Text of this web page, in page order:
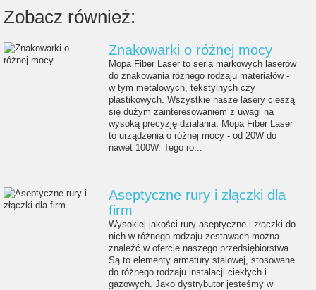
Zobacz również:
Znakowarki o różnej mocy
Mopa Fiber Laser to seria markowych laserów
do znakowania różnego rodzaju materiałów -
w tym metalowych, tekstylnych czy
plastikowych. Wszystkie nasze lasery cieszą
się dużym zainteresowaniem z uwagi na
wysoką precyzję działania. Mopa Fiber Laser
to urządzenia o różnej mocy - od 20W do
nawet 100W. Tego ro...
Aseptyczne rury i złączki dla
firm
Wysokiej jakości rury aseptyczne i złączki do
nich w różnego rodzaju zestawach można
znaleźć w ofercie naszego przedsiębiorstwa.
Są to elementy armatury stalowej, stosowane
do różnego rodzaju instalacji ciekłych i
gazowych. Jako dystrybutor jesteśmy w